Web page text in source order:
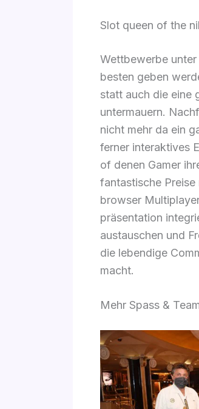
Slot queen of the
Wettbewerbe
besten geben
statt auch die eine
untermauern.
nicht mehr da ein
ferner interaktives
of denen Gamer
fantastische
browser
präsentation
austauschen und
die lebendige
macht.
Mehr Spass &